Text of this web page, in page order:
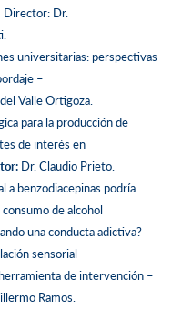
Director: Dr.
universitarias: perspectivas
–
Valle Ortigoza.
para la producción de
de interés en
Dr. Claudio Prieto.
a benzodiacepinas podría
de alcohol
una conducta adictiva?
sensorial-
de intervención –
Ramos.